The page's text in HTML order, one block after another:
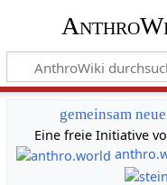
gemeinsam
Eine freie Initiative